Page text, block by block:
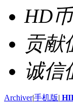
HD币
贡献
诚信
Archiver|手机版|